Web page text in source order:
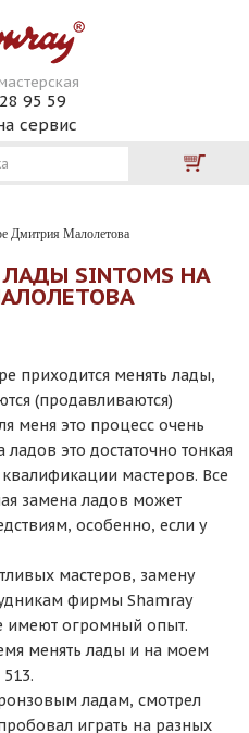
95 59
сервис
Дмитрия Малолетова
SINTOMS НА
приходится менять лады,
(продавливаются)
меня это процесс очень
это достаточно тонкая
мастеров. Все
замена ладов может
особенно, если у
мастеров, замену
фирмы Shamray
имеют огромный опыт.
менять лады и на моем
513.
ладам, смотрел
играть на разных